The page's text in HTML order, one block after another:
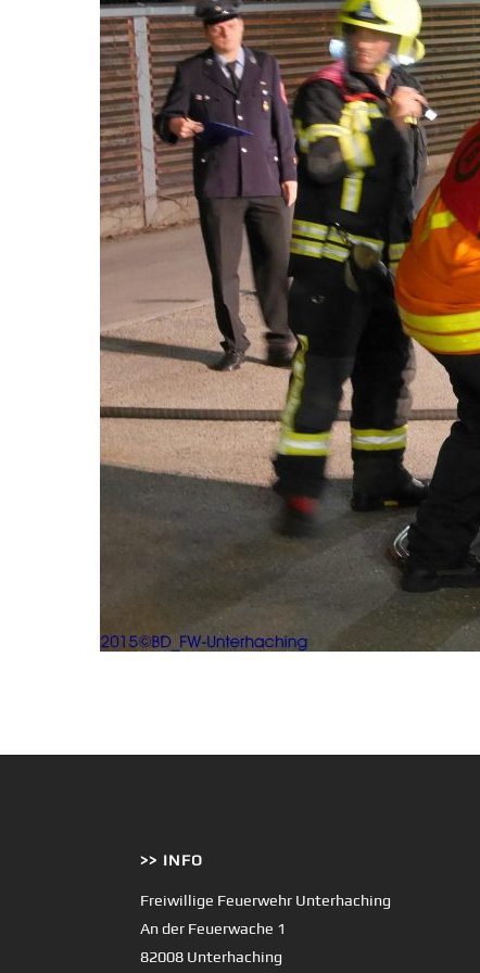
>> INFO
Freiwillige Feuerwehr Unterhaching
An der Feuerwache 1
82008 Unterhaching